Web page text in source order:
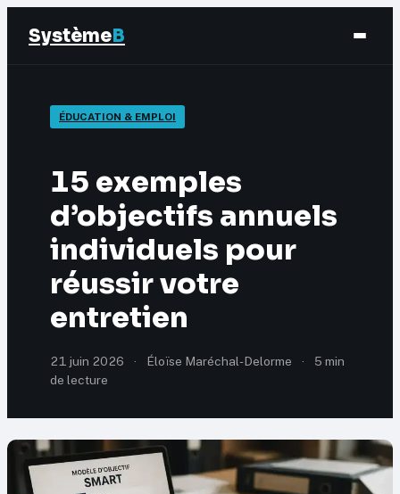
SystèmeB
Finance
Éducation & Emploi
Marketing
ÉDUCATION & EMPLOI
15 exemples
d’objectifs annuels
individuels pour
réussir votre
entretien
21 juin 2026 · Éloïse Maréchal-Delorme ·
5 min
de lecture